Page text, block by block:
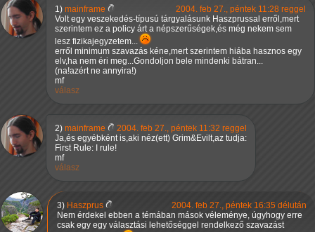
1) mainframe
2004. feb 27., péntek 11:28 reggel
Volt egy veszekedés-típusú tárgyalásunk Haszprussal erről,mert
szerintem ez a policy árt a népszerűségek,és még nekem sem
lesz fizikajegyzetem...
erről minimum szavazás kéne,mert szerintem hiába hasznos egy
elv,ha nem éri meg...Gondoljon bele mindenki bátran...
(na!azért ne annyira!)
mf
válasz
2) mainframe
2004. feb 27., péntek 11:32 reggel
Ja,és egyébként is,aki néz(ett) Grim&Evilt,az tudja:
First Rule: I rule!
mf
válasz
3) Haszprus
2004. feb 27., péntek 16:35 délután
Nem érdekel ebben a témában mások véleménye, úgyhogy erre
csak egy egy választási lehetőséggel rendelkező szavazást